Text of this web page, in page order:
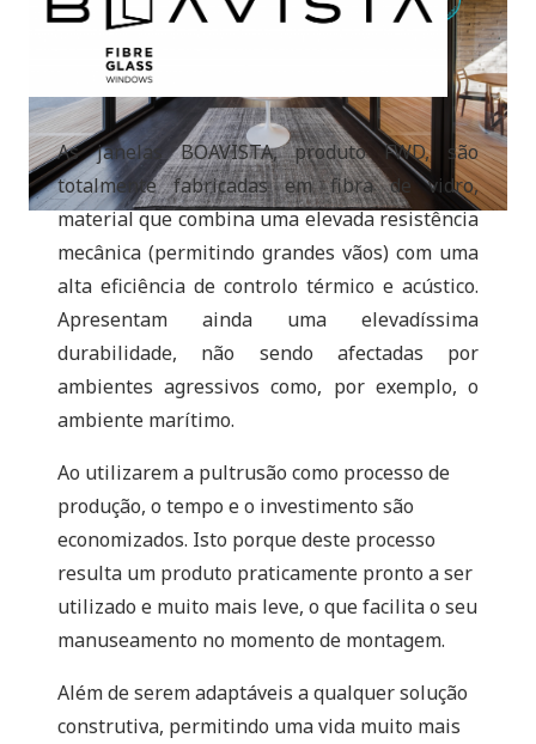
As janelas BOAVISTA, produto FWD, são
totalmente fabricadas em fibra de vidro,
material que combina uma elevada resistência
mecânica (permitindo grandes vãos) com uma
alta eficiência de controlo térmico e acústico.
Apresentam ainda uma elevadíssima
durabilidade, não sendo afectadas por
ambientes agressivos como, por exemplo, o
ambiente marítimo.
Ao utilizarem a pultrusão como processo de
produção, o tempo e o investimento são
economizados. Isto porque deste processo
resulta um produto praticamente pronto a ser
utilizado e muito mais leve, o que facilita o seu
manuseamento no momento de montagem.
Além de serem adaptáveis a qualquer solução
construtiva, permitindo uma vida muito mais